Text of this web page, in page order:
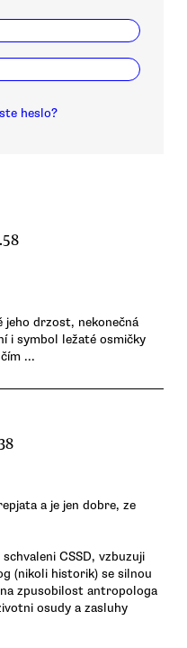
heslo?
jeho drzost, nekonečná
i symbol ležaté osmičky
...
a je jen dobre, ze
CSSD, vzbuzuji
(nikoli historik) se silnou
zpusobilost antropologa
osudy a zasluhy